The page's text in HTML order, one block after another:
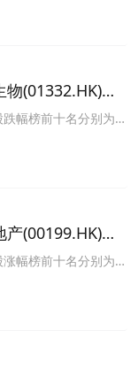
跌幅
、恒伟集团控股
(01332.HK)跌
幅榜前十名分别为透
跌幅
搏集团(08331.HK)跌
(00199.HK)涨
幅榜前十名分别为德
涨幅
、律齐文化